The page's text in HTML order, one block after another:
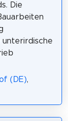
Die
(DE),